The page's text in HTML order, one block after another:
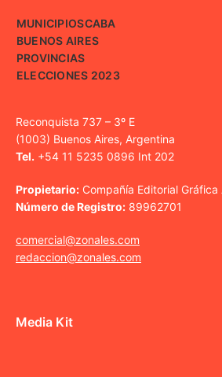
MUNICIPIOSCABA
BUENOS AIRES
PROVINCIAS
ELECCIONES 2023
Reconquista 737 – 3º E
(1003) Buenos Aires, Argentina
Tel. +54 11 5235 0896 Int 202
Propietario: Compañía Editorial Gráfica
Número de Registro: 89962701
comercial@zonales.com
redaccion@zonales.com
Media Kit